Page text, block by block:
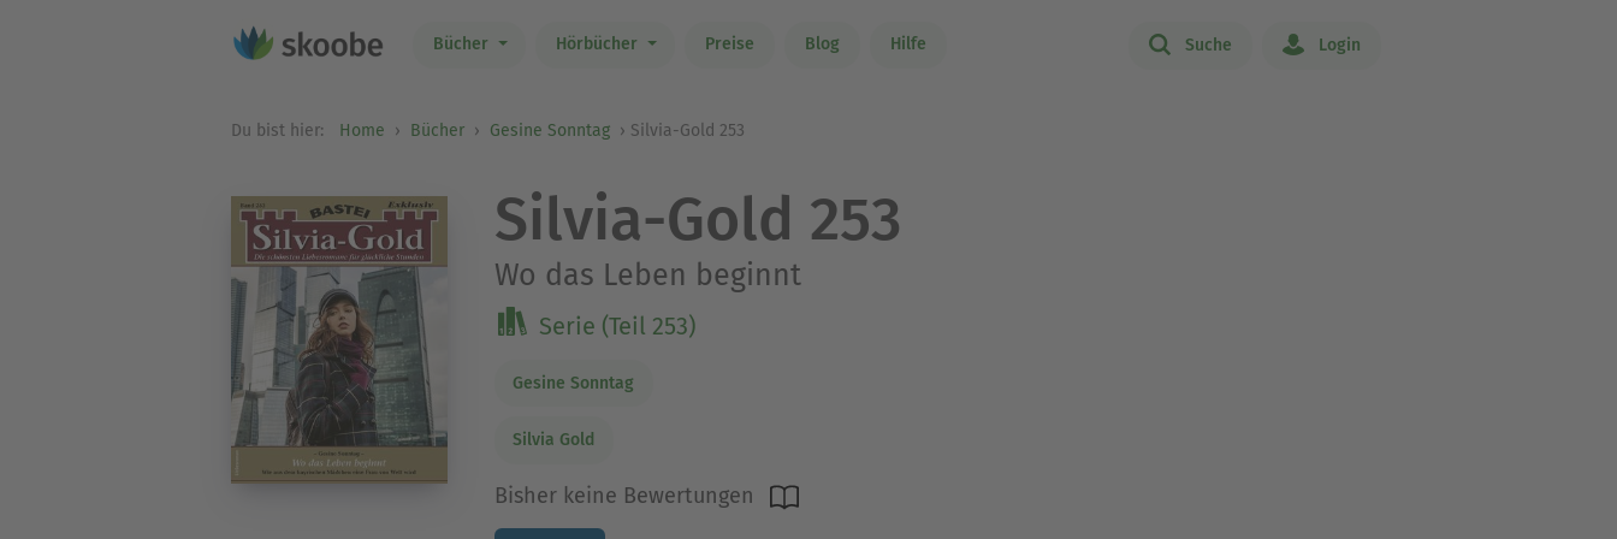
Bücher Hörbücher Preise Blog Hilfe Suche Login
Du bist hier: Home Bücher Gesine Sonntag Silvia-Gold 253
Silvia-Gold 253
Wo das Leben beginnt
Serie (Teil 253)
Gesine Sonntag
Silvia Gold
Bisher keine Bewertungen